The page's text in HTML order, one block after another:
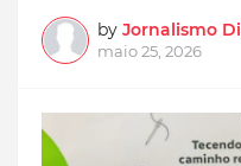
by Jornalismo
maio 25, 2026